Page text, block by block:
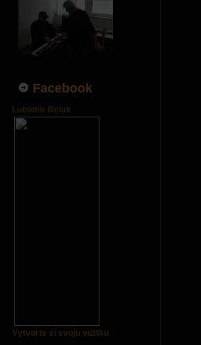
Facebook
Lubomir Belak
Vytvorte si svoju vizitku